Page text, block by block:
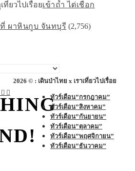
เข้าถ้ำ ไต่เชือก
ผาหินกูบ จันทบุรี (2,756)
2026 © : เดินป่าไทย x เราเที่ยวไปเรื่อย
ทัวร์เดือน”กรกฎาคม”
ทัวร์เดือน”สิงหาคม”
ทัวร์เดือน”กันยายน”
ทัวร์เดือน”ตุลาคม”
ทัวร์เดือน”พฤศจิกายน”
ทัวร์เดือน”ธันวาคม”